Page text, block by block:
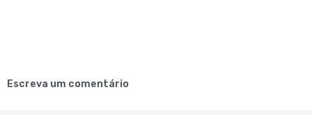
Escreva um comentário